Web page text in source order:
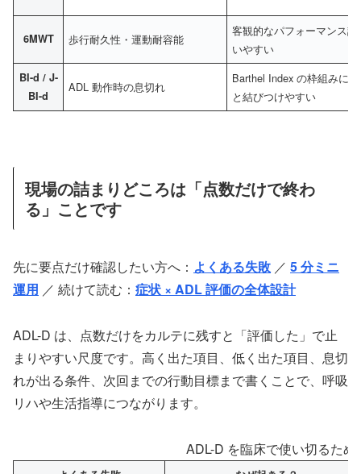
6MWT 歩行耐久性・運動耐容能
客観的なパフォーマンス
いやすい
BI-d / J-
BI-d
ADL 動作時の息切れ
Barthel Index の枠組みに
と結びつけやすい
現場の詰まりどころは「点数だけで終わ
る」ことです
先に要点だけ確認したい方へ： よくある失敗 ／ 5 分ミニ
運用 ／ 続けて読む： 症状 × ADL 評価の全体設計
ADL-D は、点数だけをカルテに残すと「評価した」で止
まりやすい尺度です。高く出た項目、低く出た項目、息切
れが出る条件、次回までの行動目標まで書くことで、呼吸
リハや生活指導につながります。
ADL-D を臨床で使い切るため